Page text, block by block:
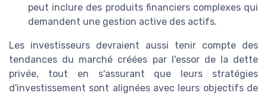
peut inclure des produits financiers complexes qui
demandent une gestion active des actifs.
Les investisseurs devraient aussi tenir compte des
tendances du marché créées par l'essor de la dette
privée, tout en s'assurant que leurs stratégies
d'investissement sont alignées avec leurs objectifs de